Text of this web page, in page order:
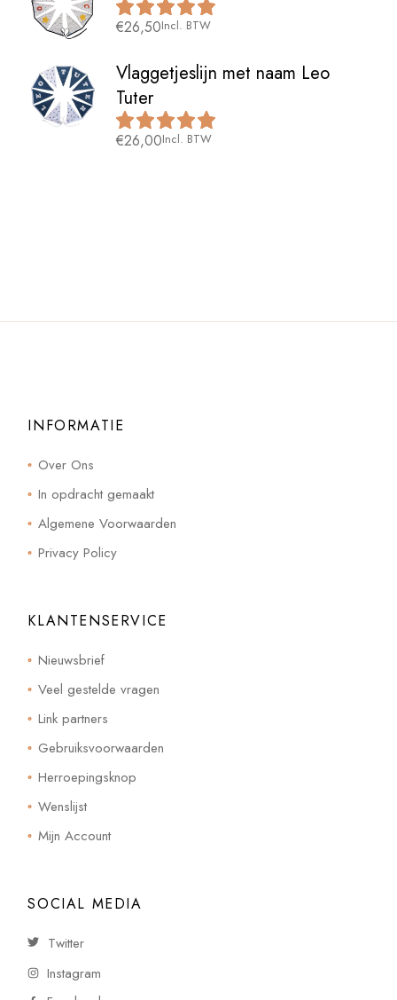
€26,50Incl. BTW
Vlaggetjeslijn met naam Leo
Tuter
€26,00Incl. BTW
INFORMATIE
Over Ons
In opdracht gemaakt
Algemene Voorwaarden
Privacy Policy
KLANTENSERVICE
Nieuwsbrief
Veel gestelde vragen
Link partners
Gebruiksvoorwaarden
Herroepingsknop
Wenslijst
Mijn Account
SOCIAL MEDIA
Twitter
Instagram